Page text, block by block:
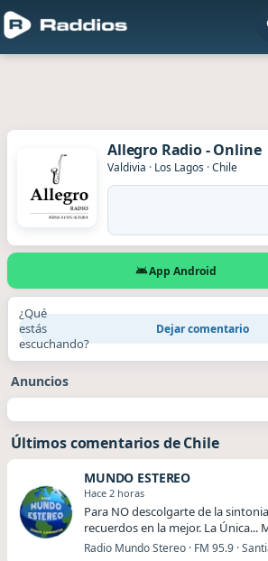
Allegro Radio - Online
Valdivia · Los Lagos ·Chile
App Android
¿Qué
estás
escuchando?
Dejar comentario
Anuncios
Últimos comentarios de Chile
MUNDO ESTEREO
Hace 2 horas
Para NO descolgarte de la
recuerdos en la mejor. La Única...
Radio Mundo Stereo · FM 95.9 ·